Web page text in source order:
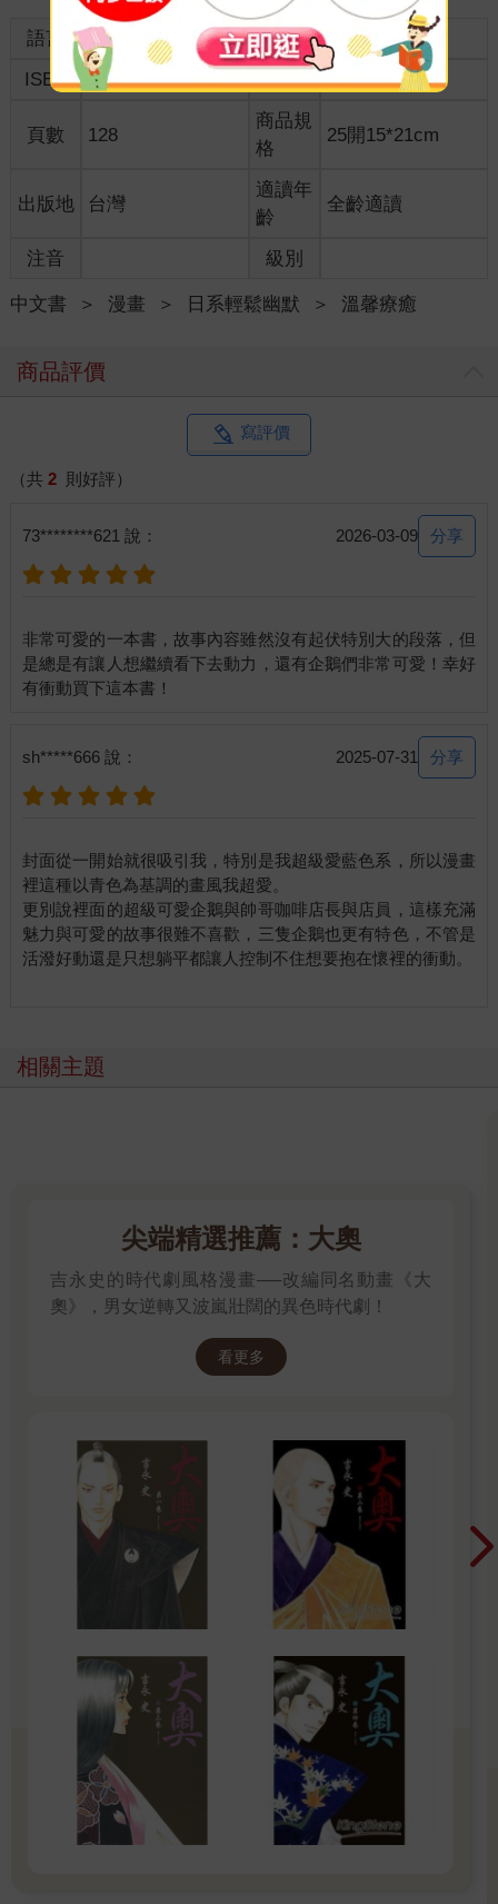
語言 中文繁體 裝訂
紙本平裝
ISBN
9786269947195 分級 普通級
頁數 128
商品規
格
25開15*21cm
出版地 台灣
適讀年
齡
全齡適讀
注音 級別
中文書 ＞ 漫畫 ＞ 日系輕鬆幽默 ＞ 溫馨療癒
商品評價
寫評價
（共 2 則好評）
73********621 說： 2026-03-09 分享
非常可愛的一本書，故事內容雖然沒有起伏特別大的段落，但
是總是有讓人想繼續看下去動力，還有企鵝們非常可愛！幸好
sh*****666 說： 2025-07-31 分享
封面從一開始就很吸引我，特別是我超級愛藍色系，所以漫畫
裡這種以青色為基調的畫風我超愛。
更別說裡面的超級可愛企鵝與帥哥咖啡店長與店員，這樣充滿
魅力與可愛的故事很難不喜歡，三隻企鵝也更有特色，不管是
活潑好動還是只想躺平都讓人控制不住想要抱在懷裡的衝動。
相關主題
尖端精選推薦：大奧
吉永史的時代劇風格漫畫──改編同名動畫《大
奧》，男女逆轉又波嵐壯闊的異色時代劇！
看更多